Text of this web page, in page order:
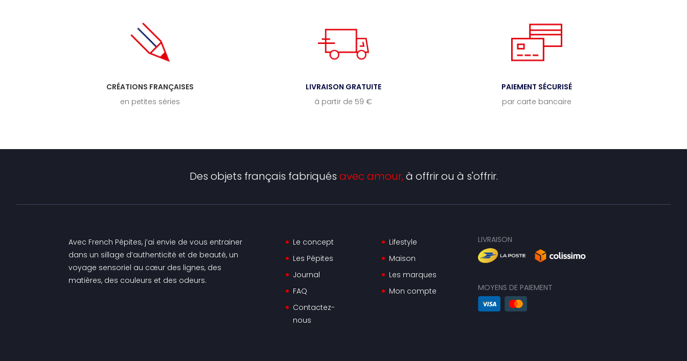
CRÉATIONS FRANÇAISES
en petites séries
LIVRAISON GRATUITE
à partir de 59 €
PAIEMENT SÉCURISÉ
par carte bancaire
Des objets français fabriqués avec amour,à offrir ou à s'offrir.
Avec French Pépites, j’ai envie de vous entrainer
dans un sillage d’authenticité et de beauté, un
voyage sensoriel au cœur des lignes, des
matières, des couleurs et des odeurs.
Le concept
Les Pépites
Journal
FAQ
Contactez-
nous
Lifestyle
Maison
Les marques
Mon compte
LIVRAISON
MOYENS DE PAIEMENT